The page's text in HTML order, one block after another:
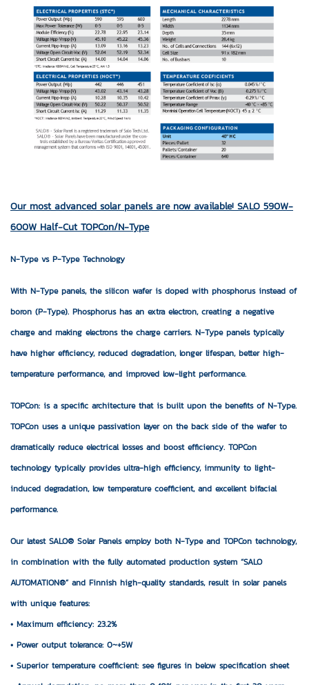
Our most advanced solar panels are now available! SALO 590W-
600W Half-Cut TOPCon/N-Type
N-Type vs P-Type Technology
With N-Type panels, the silicon wafer is doped with phosphorus instead of
boron (P-Type). Phosphorus has an extra electron, creating a negative
charge and making electrons the charge carriers. N-Type panels typically
have higher efficiency, reduced degradation, longer lifespan, better high-
temperature performance, and improved low-light performance.
TOPCon: is a specific architecture that is built upon the benefits of N-Type.
TOPCon uses a unique passivation layer on the back side of the wafer to
dramatically reduce electrical losses and boost efficiency. TOPCon
technology typically provides ultra-high efficiency, immunity to light-
induced degradation, low temperature coefficient, and excellent bifacial
performance.
Our latest SALO® Solar Panels employ both N-Type and TOPCon technology,
in combination with the fully automated production system “SALO
AUTOMATION®” and Finnish high-quality standards, result in solar panels
with unique features:
• Maximum efficiency: 23.2%
• Power output tolerance: 0~+5W
• Superior temperature coefficient: see figures in below specification sheet